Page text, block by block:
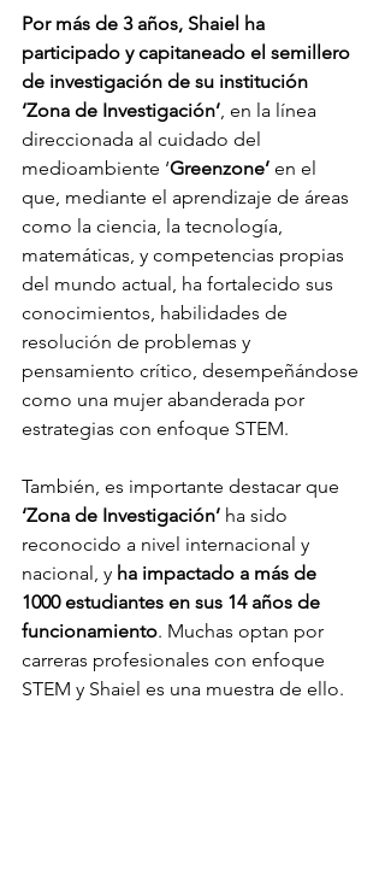
Por más de 3 años, Shaiel ha
participado y capitaneado el semillero
de investigación de su institución
‘Zona de Investigación’ , en la línea
direccionada al cuidado del
medioambiente ‘Greenzone’ en el
que, mediante el aprendizaje de áreas
como la ciencia, la tecnología,
matemáticas, y competencias propias
del mundo actual, ha fortalecido sus
conocimientos, habilidades de
resolución de problemas y
pensamiento crítico, desempeñándose
como una mujer abanderada por
estrategias con enfoque STEM.
También, es importante destacar que
‘Zona de Investigación’ ha sido
reconocido a nivel internacional y
nacional, y ha impactado a más de
1000 estudiantes en sus 14 años de
funcionamiento. Muchas optan por
carreras profesionales con enfoque
STEM y Shaiel es una muestra de ello.